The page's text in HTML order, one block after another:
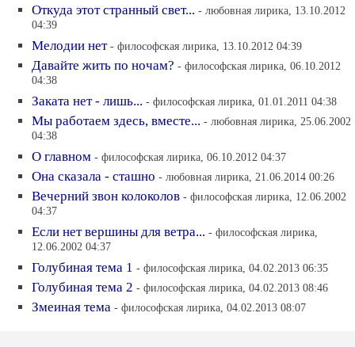
Откуда этот странный свет... - любовная лирика, 13.10.2012
04:39
Мелодии нет - философская лирика, 13.10.2012 04:39
Давайте жить по ночам? - философская лирика, 06.10.2012
04:38
Заката нет - лишь... - философская лирика, 01.01.2011 04:38
Мы работаем здесь, вместе... - любовная лирика, 25.06.2002
04:38
О главном - философская лирика, 06.10.2012 04:37
Она сказала - сташно - любовная лирика, 21.06.2014 00:26
Вечерний звон колоколов - философская лирика, 12.06.2002
04:37
Если нет вершины для ветра... - философская лирика,
12.06.2002 04:37
Голубиная тема 1 - философская лирика, 04.02.2013 06:35
Голубиная тема 2 - философская лирика, 04.02.2013 08:46
Змеиная тема - философская лирика, 04.02.2013 08:07